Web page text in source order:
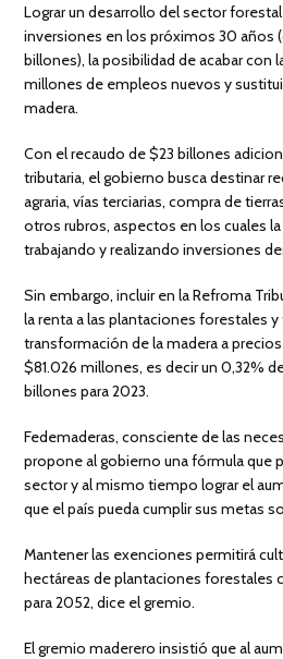
Lograr un desarrollo del sector
inversiones en los próximos 30 años
billones), la posibilidad de acabar con
millones de empleos nuevos y
madera.
Con el recaudo de $23 billones
tributaria, el gobierno busca destinar
agraria, vías terciarias, compra de
otros rubros, aspectos en los cuales
trabajando y realizando inversiones
Sin embargo, incluir en la Refroma
la renta a las plantaciones forestales
transformación de la madera a
$81.026 millones, es decir un 0,32%
billones para 2023.
Fedemaderas, consciente de las
propone al gobierno una fórmula que
sector y al mismo tiempo lograr el
que el país pueda cumplir sus metas
Mantener las exenciones permitirá
hectáreas de plantaciones forestales
para 2052, dice el gremio.
El gremio maderero insistió que al